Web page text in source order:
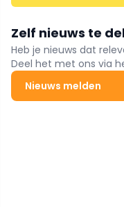
Zelf nieuws te
Heb je nieuws dat
Deel het met ons via
Nieuws melden